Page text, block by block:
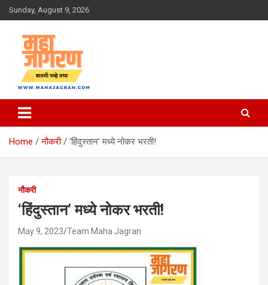
Skip
to
Sunday, August 9, 2026
महा जागरण
Home नौकरी ‘हिंदुस्तान’ मध्ये नोकर भरती!
नौकरी
‘हिंदुस्तान’ मध्ये नोकर भरती!
May 9, 2023 Team Maha Jagran